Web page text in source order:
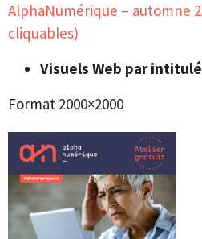
AlphaNumérique – automne
cliquables)
Visuels Web par
Format 2000×2000